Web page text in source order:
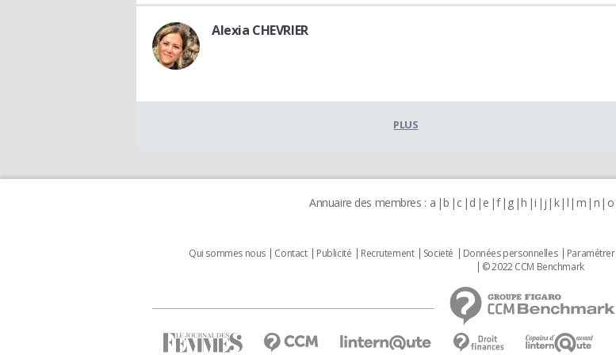
Alexia CHEVRIER
PLUS
Annuaire des membres : a b c d e f g h i j k l m n o
Qui sommes nous Contact Publicité Recrutement Societé Données personnelles
© 2022 CCM Benchmark